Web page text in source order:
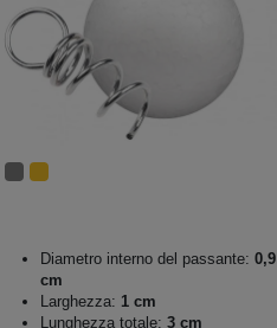
Diametro interno del passante: 0,9
cm
Larghezza: 1 cm
Lunghezza totale: 3 cm